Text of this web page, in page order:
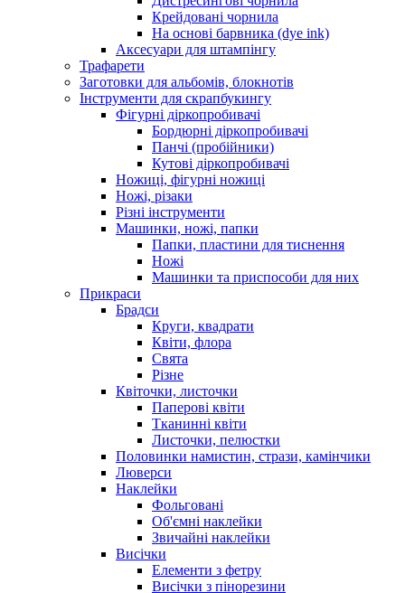
Крейдовані чорнила
На основі барвника (dye ink)
Аксесуари для штампінгу
Трафарети
Заготовки для альбомів, блокнотів
Інструменти для скрапбукингу
Фігурні діркопробивачі
Бордюрні діркопробивачі
Панчі (пробійники)
Кутові діркопробивачі
Ножиці, фігурні ножиці
Ножі, різаки
Різні інструменти
Машинки, ножі, папки
Папки, пластини для тиснення
Ножі
Машинки та приспособи для них
Прикраси
Брадси
Круги, квадрати
Квіти, флора
Свята
Різне
Квіточки, листочки
Паперові квіти
Тканинні квіти
Листочки, пелюстки
Половинки намистин, стрази, камінчики
Люверси
Наклейки
Фольговані
Об'ємні наклейки
Звичайні наклейки
Висічки
Елементи з фетру
Висічки з пінорезини